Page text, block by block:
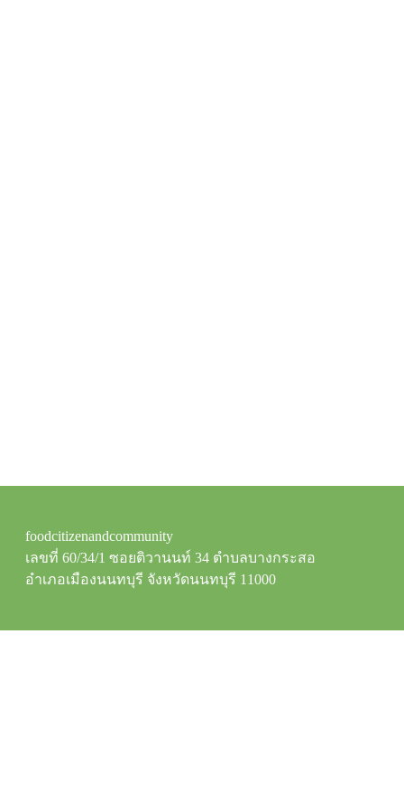
foodcitizenandcommunity
เลขที่ 60/34/1 ซอยติวานนท์ 34 ตำบลบางกระสอ
อำเภอเมืองนนทบุรี จังหวัดนนทบุรี 11000